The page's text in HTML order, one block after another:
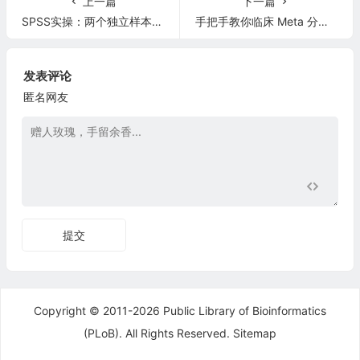
SPSS实操：两个独立样本均数比较的t检验
手把手教你临床 Meta 分析操作
发表评论
匿名网友
提交
Copyright © 2011-2026 Public Library of Bioinformatics
(PLoB). All Rights Reserved. Sitemap